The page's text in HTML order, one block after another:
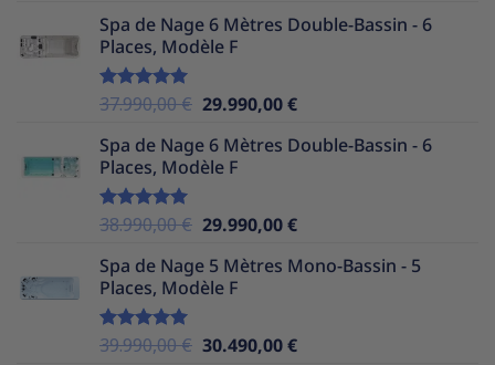
initial
était :
actuel
Spa de Nage 6 Mètres Double-Bassin - 6
Places, Modèle F
Note5.00
37.990,00€ Le
initial
était :
29.990,00€Le
actuel
Spa de Nage 6 Mètres Double-Bassin - 6
Places, Modèle F
Note5.00
38.990,00€ Le
initial
était :
29.990,00€Le
actuel
Spa de Nage 5 Mètres Mono-Bassin - 5
Places, Modèle F
Note5.00
39.990,00€ Le
30.490,00€Le